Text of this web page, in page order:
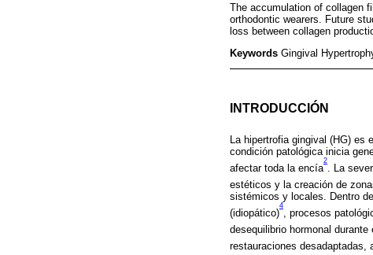
The accumulation of collagen
orthodontic wearers. Future
loss between collagen
Keywords Gingival
INTRODUCCIÓN
La hipertrofia gingival (HG) es
condición patológica inicia
afectar toda la encía
2
. La
estéticos y la creación de
sistémicos y locales. Dentro
(idiopático)
4
, procesos
desequilibrio hormonal durante
restauraciones desadaptadas,